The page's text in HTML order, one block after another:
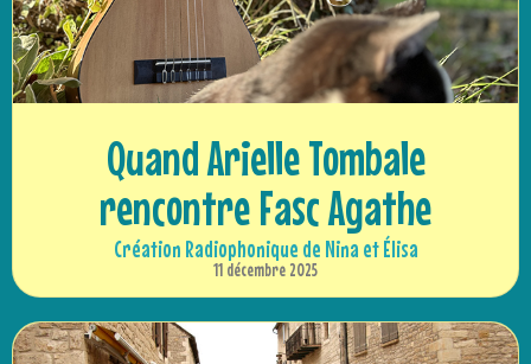
Quand Arielle Tombale
rencontre Fasc Agathe
Création Radiophonique de Nina et Élisa
11 décembre 2025